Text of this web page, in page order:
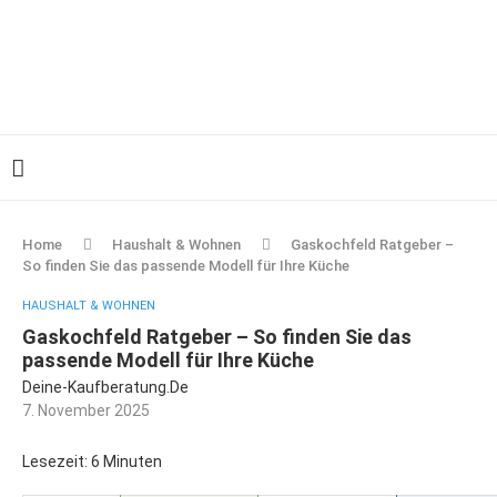
Home Haushalt & Wohnen
Gaskochfeld Ratgeber –
So finden Sie das passende Modell für Ihre Küche
HAUSHALT & WOHNEN
Gaskochfeld Ratgeber – So finden Sie das
passende Modell für Ihre Küche
Deine-Kaufberatung.de
7. November 2025
Lesezeit: 6 Minuten